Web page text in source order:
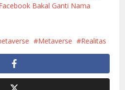
Bakal Ganti Nama
Metaverse Realitas